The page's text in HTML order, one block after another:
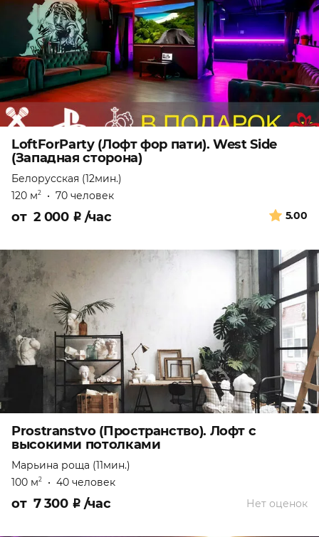
LoftForParty (Лофт фор пати). West Side
(Западная сторона)
Белорусская (12мин.)
120 м2 • 70 человек
5.00
от 2 000 ₽ /час
Prostranstvo (Пространство). Лофт с
высокими потолками
Марьина роща (11мин.)
100 м2 • 40 человек
Нет оценок
от 7 300 ₽ /час